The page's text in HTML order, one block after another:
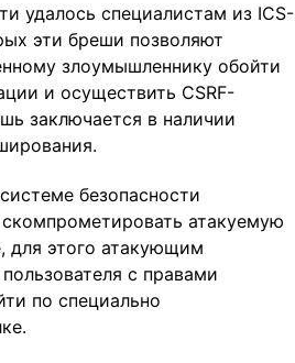
удалось специалистам из ICS-
эти бреши позволяют
злоумышленнику обойти
и осуществить CSRF-
заключается в наличии
безопасности
атакуемую
для этого атакующим
с правами
по специально